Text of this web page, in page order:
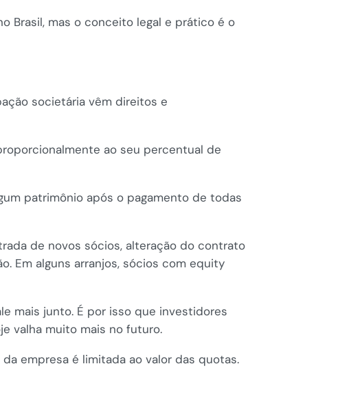
Brasil, mas o conceito legal e prático é o
societária vêm direitos e
ao seu percentual de
patrimônio após o pagamento de todas
de novos sócios, alteração do contrato
Em alguns arranjos, sócios com equity
mais junto. É por isso que investidores
valha muito mais no futuro.
empresa é limitada ao valor das quotas.